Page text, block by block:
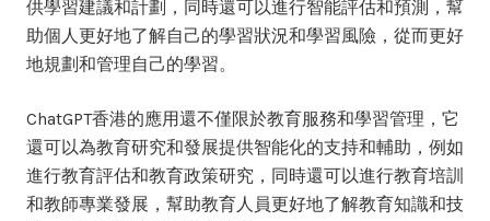
供學習建議和計劃，同時還可以進行智能評估和預測，幫
助個人更好地了解自己的學習狀況和學習風險，從而更好
地規劃和管理自己的學習。
ChatGPT香港的應用還不僅限於教育服務和學習管理，它
還可以為教育研究和發展提供智能化的支持和輔助，例如
進行教育評估和教育政策研究，同時還可以進行教育培訓
和教師專業發展，幫助教育人員更好地了解教育知識和技